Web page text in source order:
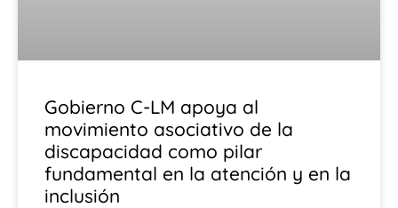
Gobierno C-LM apoya al
movimiento asociativo de la
discapacidad como pilar
fundamental en la atención y en la
inclusión